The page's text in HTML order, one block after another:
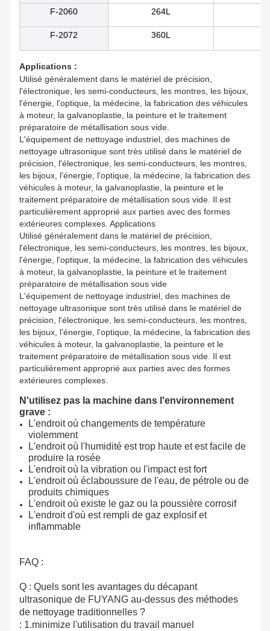
F-2060 264L
F-2072 360L
Applications :
Utilisé généralement dans le matériel de précision,
l'électronique, les semi-conducteurs, les montres, les bijoux,
l'énergie, l'optique, la médecine, la fabrication des véhicules
à moteur, la galvanoplastie, la peinture et le traitement
préparatoire de métallisation sous vide.
L'équipement de nettoyage industriel, des machines de
nettoyage ultrasonique sont très utilisé dans le matériel de
précision, l'électronique, les semi-conducteurs, les montres,
les bijoux, l'énergie, l'optique, la médecine, la fabrication des
véhicules à moteur, la galvanoplastie, la peinture et le
traitement préparatoire de métallisation sous vide. Il est
particulièrement approprié aux parties avec des formes
extérieures complexes. Applications
Utilisé généralement dans le matériel de précision,
l'électronique, les semi-conducteurs, les montres, les bijoux,
l'énergie, l'optique, la médecine, la fabrication des véhicules
à moteur, la galvanoplastie, la peinture et le traitement
préparatoire de métallisation sous vide
L'équipement de nettoyage industriel, des machines de
nettoyage ultrasonique sont très utilisé dans le matériel de
précision, l'électronique, les semi-conducteurs, les montres,
les bijoux, l'énergie, l'optique, la médecine, la fabrication des
véhicules à moteur, la galvanoplastie, la peinture et le
traitement préparatoire de métallisation sous vide. Il est
particulièrement approprié aux parties avec des formes
extérieures complexes.
N'utilisez pas la machine dans l'environnement
grave :
L'endroit où changements de température
violemment
L'endroit où l'humidité est trop haute et est facile de
produire la rosée
L'endroit où la vibration ou l'impact est fort
L'endroit où éclaboussure de l'eau, de pétrole ou de
produits chimiques
L'endroit où existe le gaz ou la poussière corrosif
L'endroit d'où est rempli de gaz explosif et
inflammable
FAQ :
Q : Quels sont les avantages du décapant
ultrasonique de FUYANG au-dessus des méthodes
de nettoyage traditionnelles ?
: 1.minimize l'utilisation du travail manuel